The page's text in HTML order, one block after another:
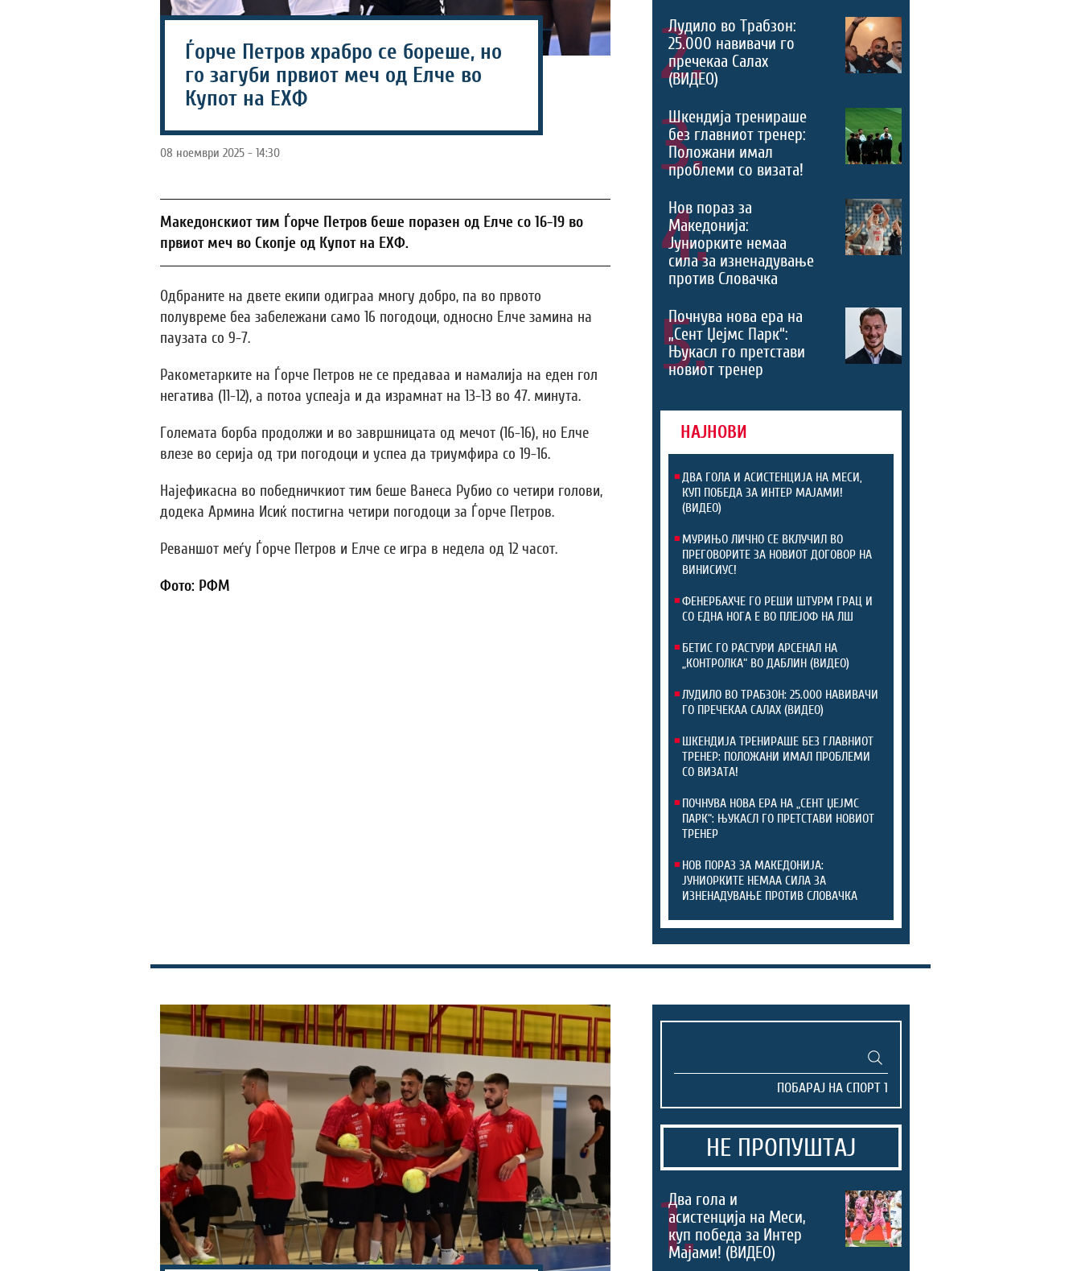
Ѓорче Петров храбро се бореше, но
го загуби првиот меч од Елче во
Купот на ЕХФ
08 ноември 2025 - 14:30
Македонскиот тим Ѓорче Петров беше поразен од Елче со 16-19 во
првиот меч во Скопје од Купот на ЕХФ.
Одбраните на двете екипи одиграа многу добро, па во првото
полувреме беа забележани само 16 погодоци, односно Елче замина на
паузата со 9-7.
Ракометарките на Ѓорче Петров не се предаваа и намалија на еден гол
негатива (11-12), а потоа успеаја и да израмнат на 13-13 во 47. минута.
Големата борба продолжи и во завршницата од мечот (16-16), но Елче
влезе во серија од три погодоци и успеа да триумфира со 19-16.
Најефикасна во победничкиот тим беше Ванеса Рубио со четири голови,
додека Армина Исиќ постигна четири погодоци за Ѓорче Петров.
Реваншот меѓу Ѓорче Петров и Елче се игра в недела од 12 часот.
Фото: РФМ
2.
Лудило во Трабзон:
25.000 навивачи го
пречекаа Салах
(ВИДЕО)
3.
Шкендија тренираше
без главниот тренер:
Положани имал
проблеми со визата!
4.
Нов пораз за
Македонија:
Јуниорките немаа
сила за изненадување
против Словачка
5.
Почнува нова ера на
„Сент Џејмс Парк“:
Њукасл го претстави
новиот тренер
НАЈНОВИ
ДВА ГОЛА И АСИСТЕНЦИЈА НА МЕСИ,
КУП ПОБЕДА ЗА ИНТЕР МАЈАМИ!
(ВИДЕО)
МУРИЊО ЛИЧНО СЕ ВКЛУЧИЛ ВО
ПРЕГОВОРИТЕ ЗА НОВИОТ ДОГОВОР НА
ВИНИСИУС!
ФЕНЕРБАХЧЕ ГО РЕШИ ШТУРМ ГРАЦ И
СО ЕДНА НОГА Е ВО ПЛЕЈОФ НА ЛШ
БЕТИС ГО РАСТУРИ АРСЕНАЛ НА
„КОНТРОЛКА“ ВО ДАБЛИН (ВИДЕО)
ЛУДИЛО ВО ТРАБЗОН: 25.000 НАВИВАЧИ
ГО ПРЕЧЕКАА САЛАХ (ВИДЕО)
ШКЕНДИЈА ТРЕНИРАШЕ БЕЗ ГЛАВНИОТ
ТРЕНЕР: ПОЛОЖАНИ ИМАЛ ПРОБЛЕМИ
СО ВИЗАТА!
ПОЧНУВА НОВА ЕРА НА „СЕНТ ЏЕЈМС
ПАРК“: ЊУКАСЛ ГО ПРЕТСТАВИ НОВИОТ
ТРЕНЕР
НОВ ПОРАЗ ЗА МАКЕДОНИЈА:
ЈУНИОРКИТЕ НЕМАА СИЛА ЗА
ИЗНЕНАДУВАЊЕ ПРОТИВ СЛОВАЧКА
НЕ ПРОПУШТАЈ
1.
Два гола и
асистенција на Меси,
куп победа за Интер
Мајами! (ВИДЕО)